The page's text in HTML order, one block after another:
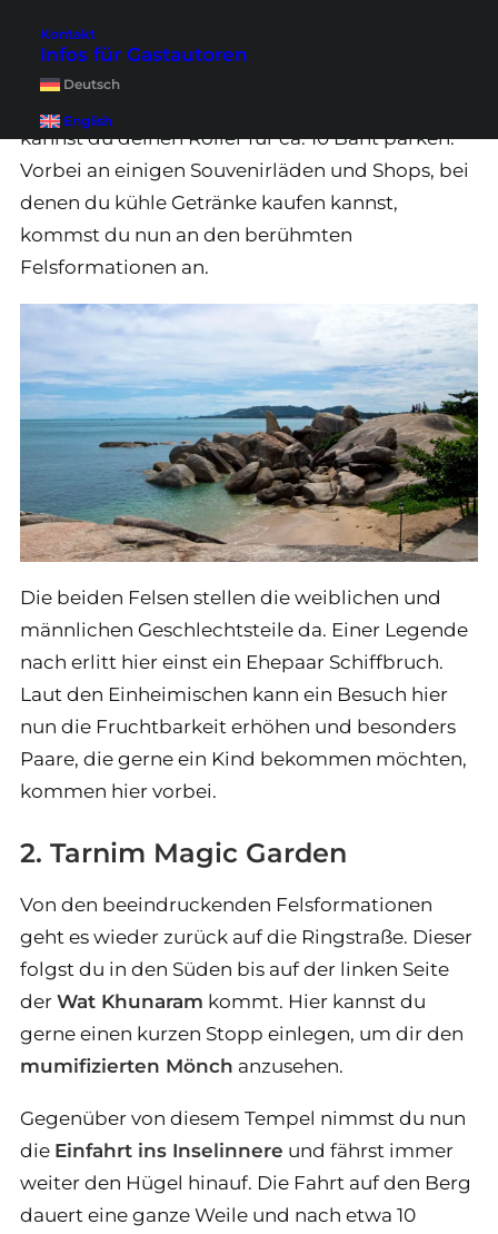
Kontakt
Infos für Gastautoren
Deutsch
English
“Grandfather and Grandmother Rock”. Hier
nimmst du eine kleine Einfahrt und folgst
kannst du deinen Roller für ca. 10 Baht parken.
Vorbei an einigen Souvenirläden und Shops, bei
denen du kühle Getränke kaufen kannst,
kommst du nun an den berühmten
Felsformationen an.
Die beiden Felsen stellen die weiblichen und
männlichen Geschlechtsteile da. Einer Legende
nach erlitt hier einst ein Ehepaar Schiffbruch.
Laut den Einheimischen kann ein Besuch hier
nun die Fruchtbarkeit erhöhen und besonders
Paare, die gerne ein Kind bekommen möchten,
kommen hier vorbei.
2. Tarnim Magic Garden
Von den beeindruckenden Felsformationen
geht es wieder zurück auf die Ringstraße. Dieser
folgst du in den Süden bis auf der linken Seite
der Wat Khunaram kommt. Hier kannst du
gerne einen kurzen Stopp einlegen, um dir den
mumifizierten Mönch anzusehen.
Gegenüber von diesem Tempel nimmst du nun
die Einfahrt ins Inselinnere und fährst immer
weiter den Hügel hinauf. Die Fahrt auf den Berg
dauert eine ganze Weile und nach etwa 10